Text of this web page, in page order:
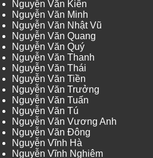
Nguyễn Văn Kiên
Nguyễn Văn Minh
Nguyễn Văn Nhật Vũ
Nguyễn Văn Quang
Nguyễn Văn Quý
Nguyễn Văn Thanh
Nguyễn Văn Thái
Nguyễn Văn Tiền
Nguyễn Văn Trưởng
Nguyễn Văn Tuấn
Nguyễn Văn Tú
Nguyễn Văn Vương Anh
Nguyễn Văn Đông
Nguyễn Vĩnh Hà
Nguyễn Vĩnh Nghiêm